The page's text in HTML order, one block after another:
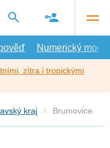
Numerický model
zítra i tropickými
kraj Brumovice